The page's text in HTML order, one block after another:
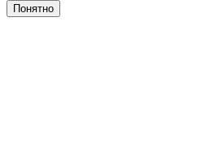
Понятно